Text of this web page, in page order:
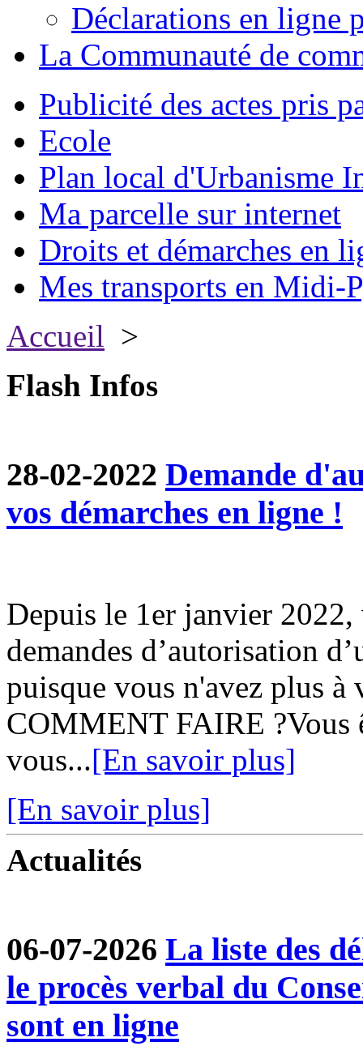
Déclarations en ligne
La Communauté de
Publicité des actes pris
Ecole
Plan local d'Urbanisme
Ma parcelle sur internet
Droits et démarches en
Mes transports en Midi-
Accueil >
Flash Infos
28-02-2022 Demande
vos démarches en ligne !
Depuis le 1er janvier
demandes d’autorisation
puisque vous n'avez plus à
COMMENT FAIRE ?Vous
vous...[En savoir plus]
[En savoir plus]
Actualités
06-07-2026 La liste des
le procès verbal du
sont en ligne